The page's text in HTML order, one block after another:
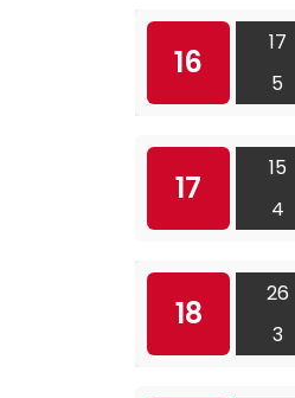
16
17
5
17
15
4
18
26
3